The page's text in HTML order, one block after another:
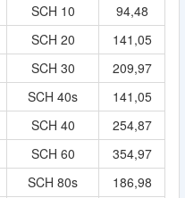
SCH 10
94,48
SCH 20
141,05
SCH 30
209,97
SCH 40s
141,05
SCH 40
254,87
SCH 60
354,97
SCH 80s
186,98